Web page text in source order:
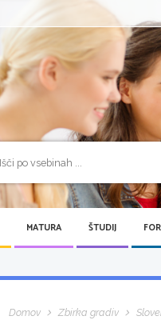
MATURA ŠTUDIJ
Domov Zbirka gradiv